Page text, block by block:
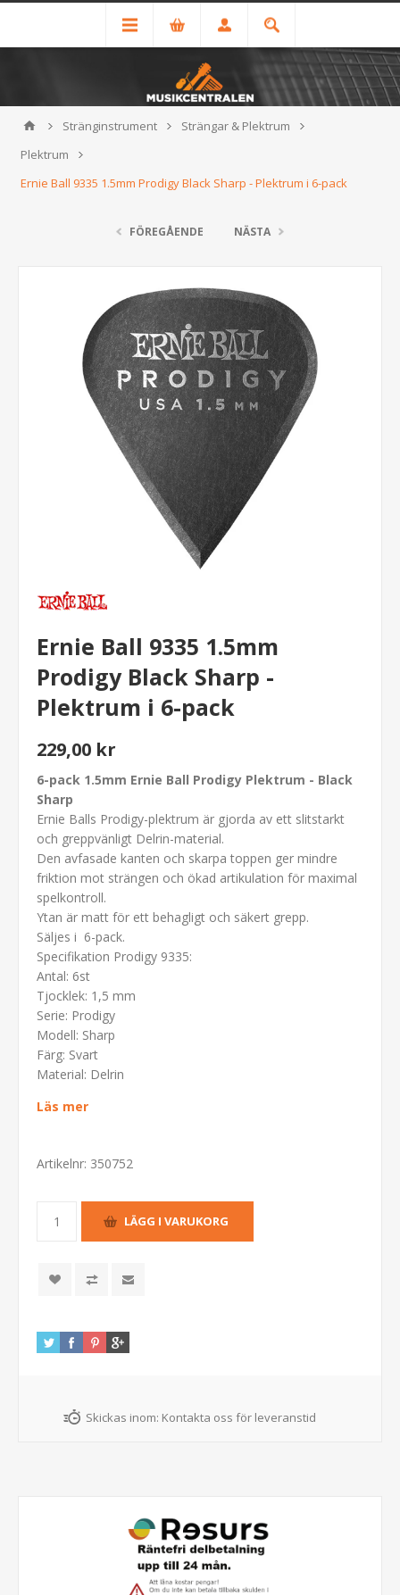
Stränginstrument
Strängar & Plektrum
Plektrum
Ernie Ball 9335 1.5mm Prodigy Black Sharp - Plektrum i 6-pack
FÖREGÅENDE NÄSTA
Ernie Ball 9335 1.5mm
Prodigy Black Sharp -
Plektrum i 6-pack
229,00 kr
6-pack 1.5mm Ernie Ball Prodigy Plektrum - Black
Sharp
Ernie Balls Prodigy-plektrum är gjorda av ett slitstarkt
och greppvänligt Delrin-material.
Den avfasade kanten och skarpa toppen ger mindre
friktion mot strängen och ökad artikulation för maximal
spelkontroll.
Ytan är matt för ett behagligt och säkert grepp.
Säljes i 6-pack.
Specifikation Prodigy 9335:
Antal: 6st
Tjocklek: 1,5 mm
Serie: Prodigy
Modell: Sharp
Färg: Svart
Material: Delrin
Läs mer
Artikelnr: 350752
Skickas inom: Kontakta oss för leveranstid